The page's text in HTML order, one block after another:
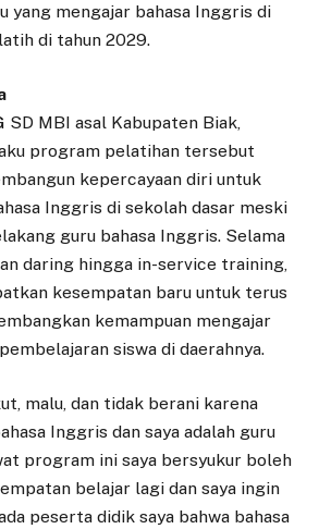
yang mengajar bahasa Inggris di
di tahun 2029.
SD MBI asal Kabupaten Biak,
program pelatihan tersebut
kepercayaan diri untuk
Inggris di sekolah dasar meski
guru bahasa Inggris. Selama
daring hingga in-service training,
kesempatan baru untuk terus
kemampuan mengajar
siswa di daerahnya.
malu, dan tidak berani karena
Inggris dan saya adalah guru
program ini saya bersyukur boleh
belajar lagi dan saya ingin
peserta didik saya bahwa bahasa